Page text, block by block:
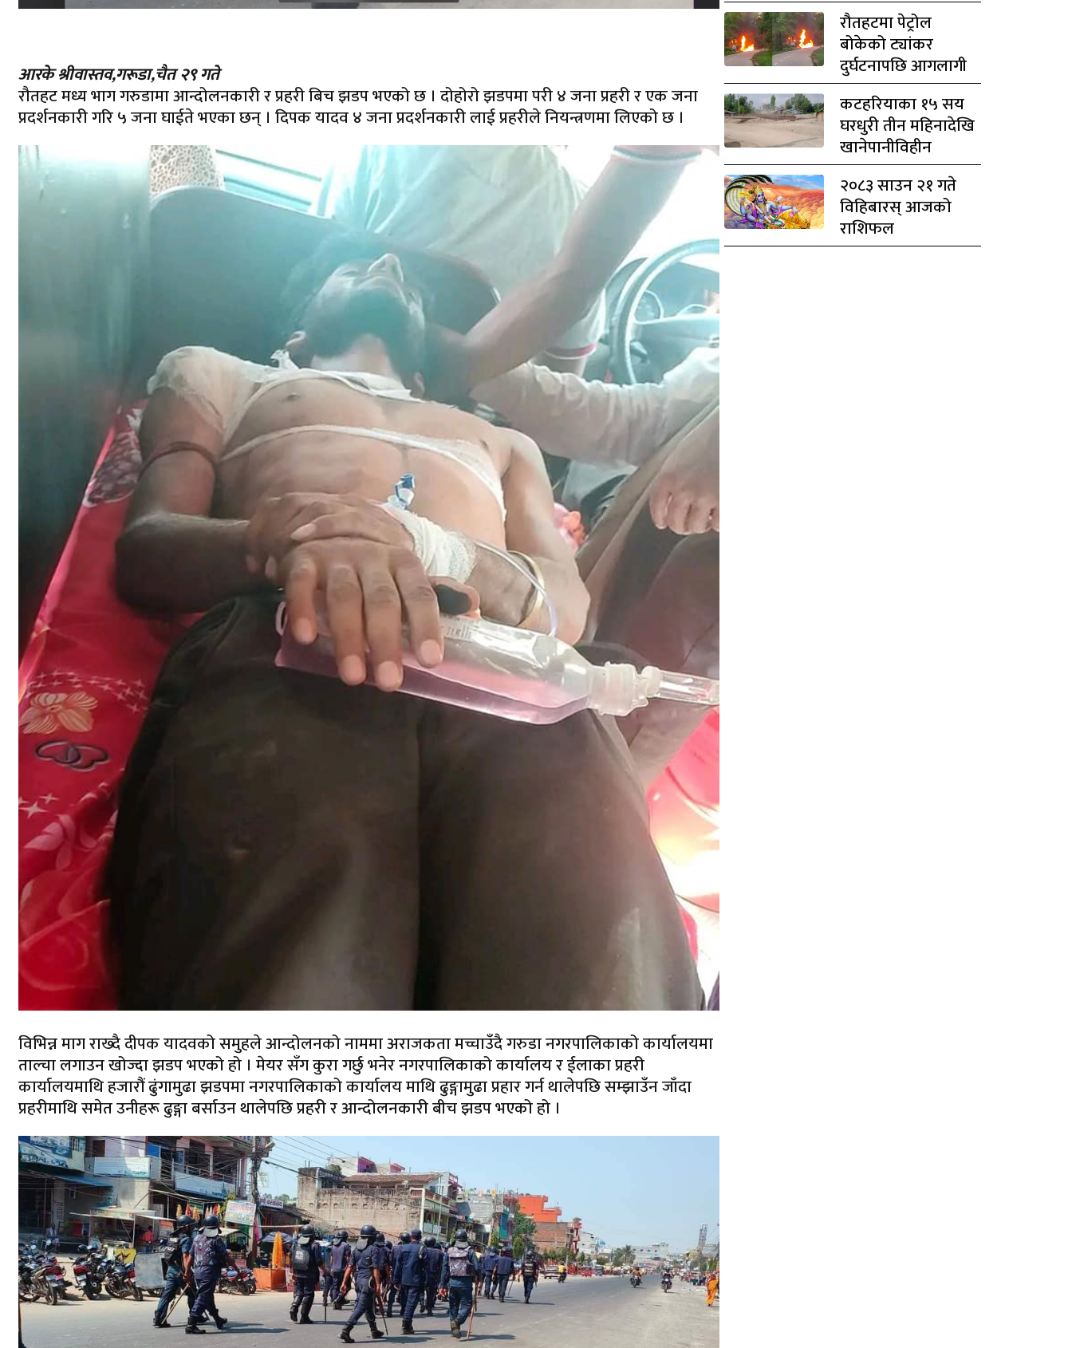
आरके श्रीवास्तव,गरूडा,चैत २९ गते
रौतहट मध्य भाग गरुडामा आन्दोलनकारी र प्रहरी बिच झडप भएको छ । दोहोरो झडपमा परी ४ जना प्रहरी र एक जना
प्रदर्शनकारी गरि ५ जना घाईते भएका छन् । दिपक यादव ४ जना प्रदर्शनकारी लाई प्रहरीले नियन्त्रणमा लिएको छ ।
विभिन्न माग राख्दै दीपक यादवको समुहले आन्दोलनको नाममा अराजकता मच्चाउँदै गरुडा नगरपालिकाको कार्यालयमा
ताल्चा लगाउन खोज्दा झडप भएको हो । मेयर सँग कुरा गर्छु भनेर नगरपालिकाको कार्यालय र ईलाका प्रहरी
कार्यालयमाथि हजारौं ढुंगामुढा झडपमा नगरपालिकाको कार्यालय माथि ढुङ्गामुढा प्रहार गर्न थालेपछि सम्झाउँन जाँदा
प्रहरीमाथि समेत उनीहरू ढुङ्गा बर्साउन थालेपछि प्रहरी र आन्दोलनकारी बीच झडप भएको हो ।
रौतहटमा पेट्रोल
बोकेको ट्यांकर
दुर्घटनापछि आगलागी
कटहरियाका १५ सय
घरधुरी तीन महिनादेखि
खानेपानीविहीन
२०८३ साउन २१ गते
विहिबारस् आजको
राशिफल